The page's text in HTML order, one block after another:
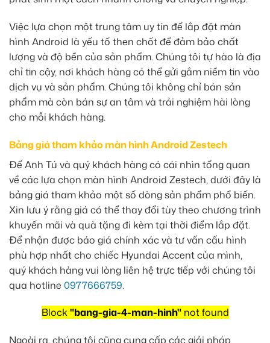
Việc lựa chọn một trung tâm uy tín để lắp đặt màn
hình Android là yếu tố then chốt để đảm bảo chất
lượng và độ bền của sản phẩm. Chúng tôi tự hào là địa
chỉ tin cậy, nơi khách hàng có thể gửi gắm niềm tin vào
dịch vụ và sản phẩm. Chúng tôi không chỉ bán sản
phẩm mà còn bán sự an tâm và trải nghiệm hài lòng
cho mỗi khách hàng.
Bảng giá tham khảo màn hình Android Zestech
Để Anh Tú và quý khách hàng có cái nhìn tổng quan
về các lựa chọn màn hình Android Zestech, dưới đây là
bảng giá tham khảo một số dòng sản phẩm phổ biến.
Xin lưu ý rằng giá có thể thay đổi tùy theo chương trình
khuyến mãi và quà tặng đi kèm tại thời điểm lắp đặt.
Để nhận được báo giá chính xác và tư vấn cấu hình
phù hợp nhất cho chiếc Hyundai Accent của mình,
quý khách hàng vui lòng liên hệ trực tiếp với chúng tôi
qua hotline 0977666759.
Block"bang-gia-4-man-hinh"not found
Ngoài ra, chúng tôi cũng cung cấp các giải pháp